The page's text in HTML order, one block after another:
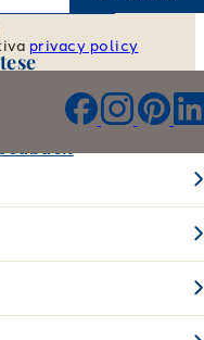
e il nostro servizio
privacy policy